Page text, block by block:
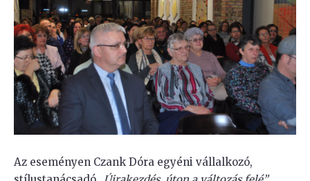
Az eseményen Czank Dóra egyéni vállalkozó,